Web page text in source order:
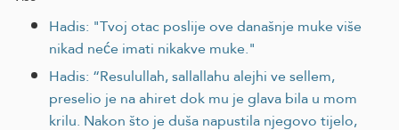
Hadis: "Tvoj otac poslije ove današnje muke više
nikad neće imati nikakve muke."
Hadis: “Resulullah, sallallahu alejhi ve sellem,
preselio je na ahiret dok mu je glava bila u mom
krilu. Nakon što je duša napustila njegovo tijelo,